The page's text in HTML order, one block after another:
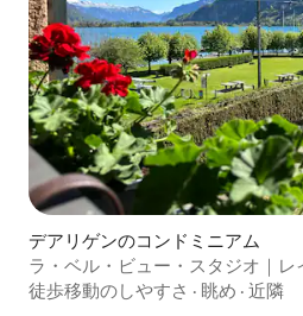
デアリゲンのコンドミニアム
ラ・ベル・ビュー・スタジオ｜
徒歩移動のしやすさ · 眺め · 近隣